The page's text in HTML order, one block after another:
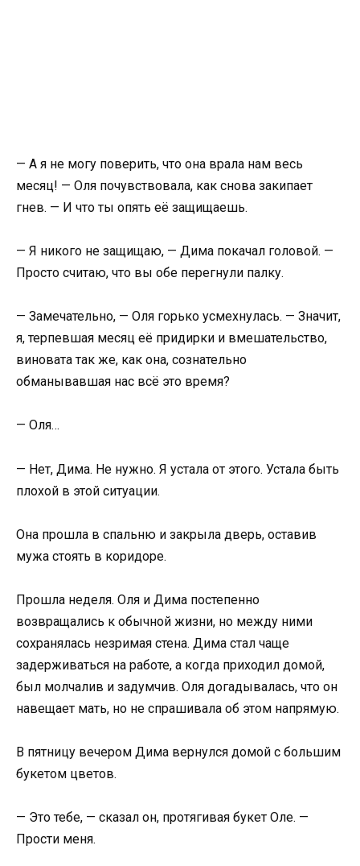
— А я не могу поверить, что она врала нам весь
месяц! — Оля почувствовала, как снова закипает
гнев. — И что ты опять её защищаешь.
— Я никого не защищаю, — Дима покачал головой. —
Просто считаю, что вы обе перегнули палку.
— Замечательно, — Оля горько усмехнулась. — Значит,
я, терпевшая месяц её придирки и вмешательство,
виновата так же, как она, сознательно
обманывавшая нас всё это время?
— Оля…
— Нет, Дима. Не нужно. Я устала от этого. Устала быть
плохой в этой ситуации.
Она прошла в спальню и закрыла дверь, оставив
мужа стоять в коридоре.
Прошла неделя. Оля и Дима постепенно
возвращались к обычной жизни, но между ними
сохранялась незримая стена. Дима стал чаще
задерживаться на работе, а когда приходил домой,
был молчалив и задумчив. Оля догадывалась, что он
навещает мать, но не спрашивала об этом напрямую.
В пятницу вечером Дима вернулся домой с большим
букетом цветов.
— Это тебе, — сказал он, протягивая букет Оле. —
Прости меня.